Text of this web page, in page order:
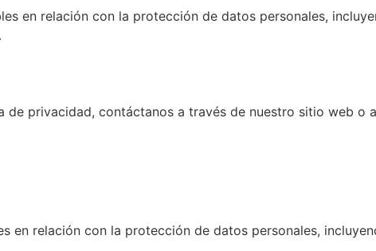
en relación con la protección de datos personales,
privacidad, contáctanos a través de nuestro sitio web o
en relación con la protección de datos personales,